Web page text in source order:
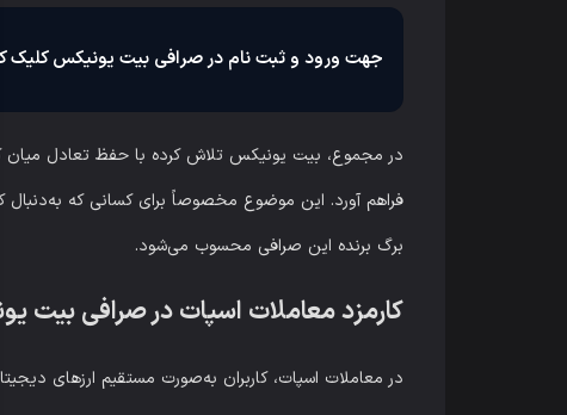
جهت ورود و ثبت نام در صرافی بیت یونیکس کلیک
در مجموع، بیت یونیکس تلاش کرده با حفظ تعادل میان
فراهم آورد. این موضوع مخصوصاً برای کسانی که
برگ برنده این صرافی محسوب می‌شود.
کارمزد معاملات اسپات در صرافی بیت
در معاملات اسپات، کاربران به‌صورت مستقیم ارزهای